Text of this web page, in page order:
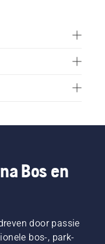
Bos en
door passie
bos-, park-